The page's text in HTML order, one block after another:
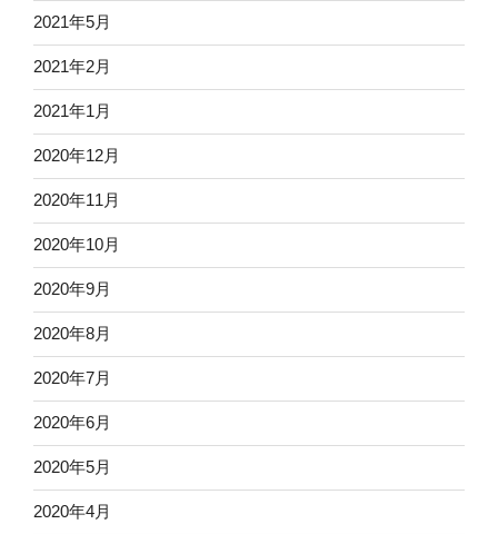
2021年5月
2021年2月
2021年1月
2020年12月
2020年11月
2020年10月
2020年9月
2020年8月
2020年7月
2020年6月
2020年5月
2020年4月